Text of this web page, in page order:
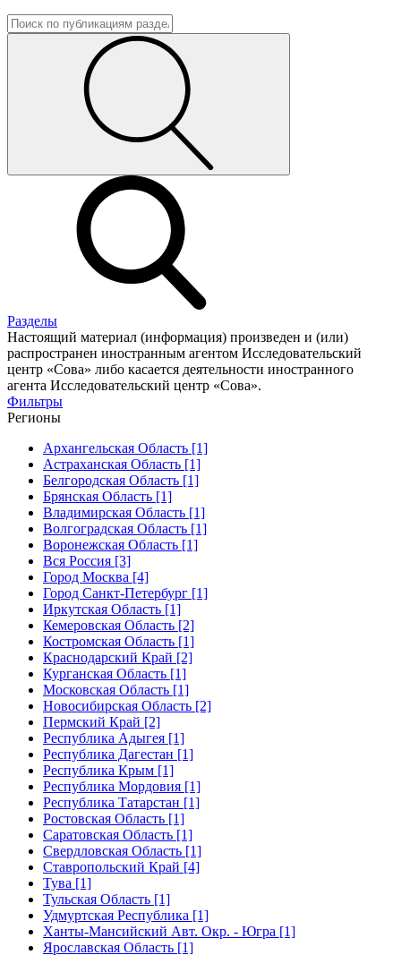
Разделы
Настоящий материал (информация) произведен и (или)
распространен иностранным агентом Исследовательский
центр «Сова» либо касается деятельности иностранного
агента Исследовательский центр «Сова».
Фильтры
Регионы
Архангельская Область [1]
Астраханская Область [1]
Белгородская Область [1]
Брянская Область [1]
Владимирская Область [1]
Волгоградская Область [1]
Воронежская Область [1]
Вся Россия [3]
Город Москва [4]
Город Санкт-Петербург [1]
Иркутская Область [1]
Кемеровская Область [2]
Костромская Область [1]
Краснодарский Край [2]
Курганская Область [1]
Московская Область [1]
Новосибирская Область [2]
Пермский Край [2]
Республика Адыгея [1]
Республика Дагестан [1]
Республика Крым [1]
Республика Мордовия [1]
Республика Татарстан [1]
Ростовская Область [1]
Саратовская Область [1]
Свердловская Область [1]
Ставропольский Край [4]
Тува [1]
Тульская Область [1]
Удмуртская Республика [1]
Ханты-Мансийский Авт. Окр. - Югра [1]
Ярославская Область [1]